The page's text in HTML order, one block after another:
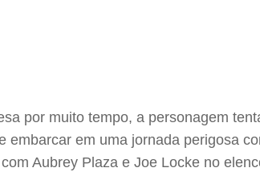
por muito tempo, a personagem
em uma jornada perigosa
Aubrey Plaza e Joe Locke no